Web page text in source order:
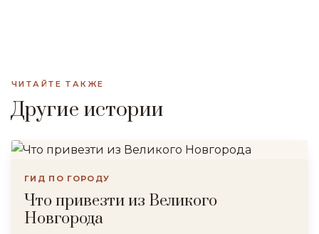
ЧИТАЙТЕ ТАКЖЕ
Другие истории
ГИД ПО ГОРОДУ
Что привезти из Великого
Новгорода